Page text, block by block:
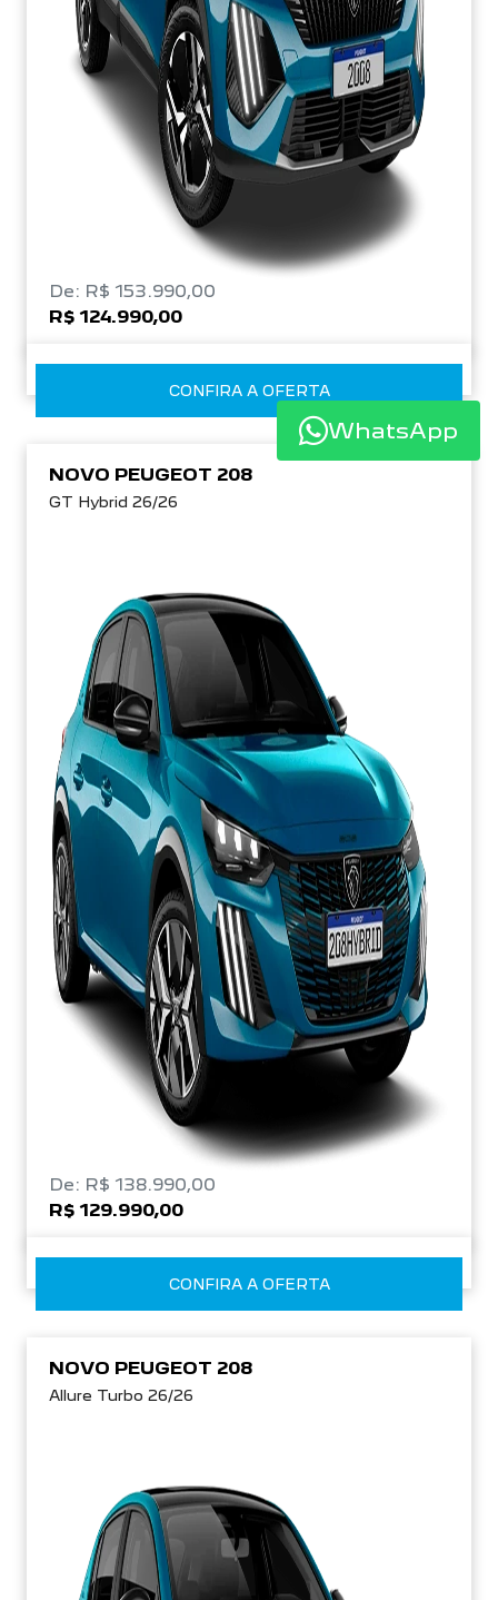
De: R$ 153.990,00
R$ 124.990,00
CONFIRA A OFERTA
NOVO PEUGEOT 208
GT Hybrid 26/26
De: R$ 138.990,00
R$ 129.990,00
CONFIRA A OFERTA
NOVO PEUGEOT 208
Allure Turbo 26/26
WhatsApp